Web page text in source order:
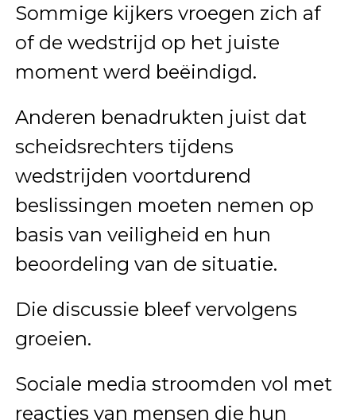
Sommige kijkers vroegen zich af
of de wedstrijd op het juiste
moment werd beëindigd.
Anderen benadrukten juist dat
scheidsrechters tijdens
wedstrijden voortdurend
beslissingen moeten nemen op
basis van veiligheid en hun
beoordeling van de situatie.
Die discussie bleef vervolgens
groeien.
Sociale media stroomden vol met
reacties van mensen die hun